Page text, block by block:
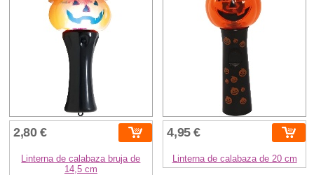
2,80 €
Linterna de calabaza bruja de
14,5 cm
4,95 €
Linterna de calabaza de 20 cm